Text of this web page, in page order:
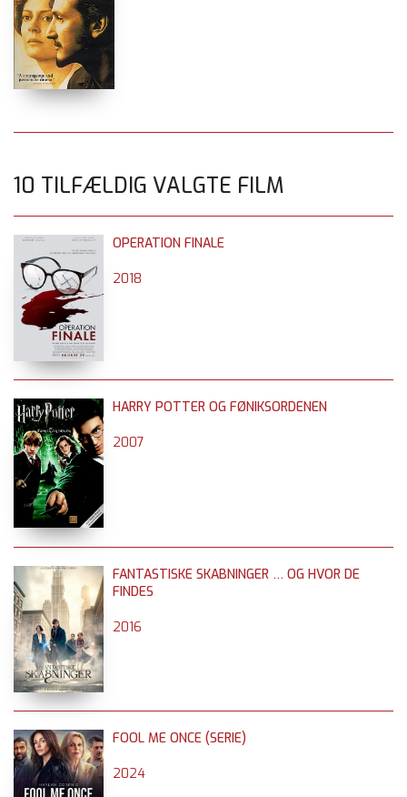
10 TILFÆLDIG VALGTE FILM
OPERATION FINALE
2018
HARRY POTTER OG FØNIKSORDENEN
2007
FANTASTISKE SKABNINGER … OG HVOR DE
FINDES
2016
FOOL ME ONCE (SERIE)
2024